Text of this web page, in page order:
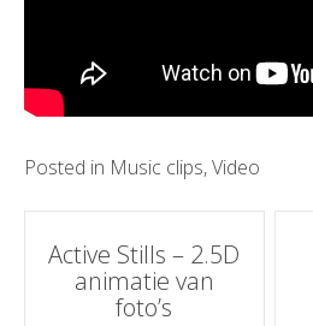
Posted in Music clips,Video
Post
navigation
Active Stills – 2.5D
animatie van
foto’s